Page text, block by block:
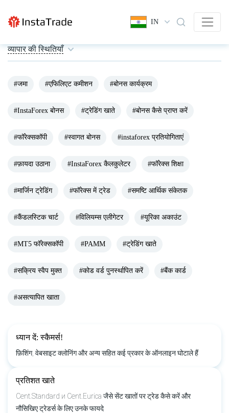
IN
व्यापार की स्थितियाँ
#जमा #एफिलिएट कमीशन #बोनस कार्यक्रम
#InstaForex बोनस #ट्रेडिंग खाते #बोनस कैसे प्राप्त करें
#फॉरेक्सकॉपी #स्वागत बोनस #instaforex प्रतियोगिताएं
#फ़ायदा उठाना #InstaForex कैलकुलेटर #फॉरेक्स शिक्षा
#मार्जिन ट्रेडिंग #फॉरेक्स में ट्रेड #समष्टि आर्थिक संकेतक
#कैंडलस्टिक चार्ट #विलियम्स एलीगेटर #यूरिका अकाउंट
#MT5 फॉरेक्सकॉपी #PAMM #ट्रेडिंग खाते
#सक्रिय स्वैप मुक्त #कोड वर्ड पुनर्स्थापित करें #बैंक कार्ड
#असत्यापित खाता
ध्यान दें: स्कैमर्स!
फ़िशिंग, वेबसाइट क्लोनिंग और अन्य सहित कई प्रकार के ऑनलाइन घोटाले हैं
प्रतिशत खाते
Cent.Standard и Cent.Eurica जैसे सेंट खातों पर ट्रेड कैसे करें और
नौसिखिए ट्रेडर्स के लिए उनके फायदे